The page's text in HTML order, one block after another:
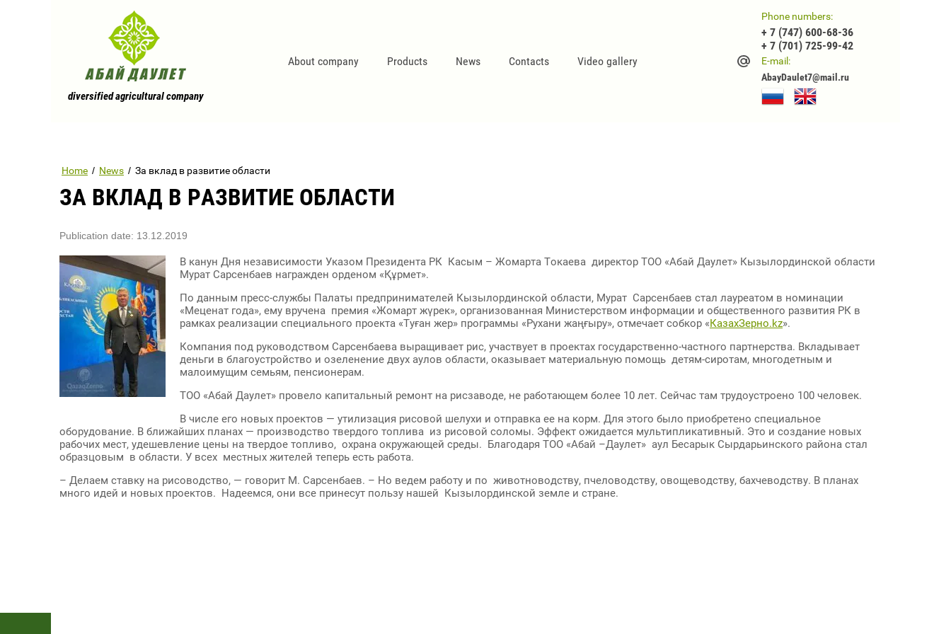
diversified agricultural company
About company Products News Contacts Video gallery
Phone numbers:
+ 7 (747) 600-68-36
+ 7 (701) 725-99-42
E-mail:
AbayDaulet7@mail.ru
Home / News / За вклад в развитие области
ЗА ВКЛАД В РАЗВИТИЕ ОБЛАСТИ
Publication date: 13.12.2019
В канун Дня независимости Указом Президента РК Касым – Жомарта Токаева директор ТОО «Абай Даулет» Кызылординской области
Мурат Сарсенбаев награжден орденом «Құрмет».
По данным пресс-службы Палаты предпринимателей Кызылординской области, Мурат Сарсенбаев стал лауреатом в номинации
«Меценат года», ему вручена премия «Жомарт жүрек», организованная Министерством информации и общественного развития РК в
рамках реализации специального проекта «Туған жер» программы «Рухани жаңғыру», отмечает собкор «КазахЗерно.kz».
Компания под руководством Сарсенбаева выращивает рис, участвует в проектах государственно-частного партнерства. Вкладывает
деньги в благоустройство и озеленение двух аулов области, оказывает материальную помощь детям-сиротам, многодетным и
малоимущим семьям, пенсионерам.
ТОО «Абай Даулет» провело капитальный ремонт на рисзаводе, не работающем более 10 лет. Сейчас там трудоустроено 100 человек.
В числе его новых проектов — утилизация рисовой шелухи и отправка ее на корм. Для этого было приобретено специальное
оборудование. В ближайших планах — производство твердого топлива из рисовой соломы. Эффект ожидается мультипликативный. Это и создание новых
рабочих мест, удешевление цены на твердое топливо, охрана окружающей среды. Благодаря ТОО «Абай –Даулет» аул Бесарык Сырдарьинского района стал
образцовым в области. У всех местных жителей теперь есть работа.
– Делаем ставку на рисоводство, — говорит М. Сарсенбаев. – Но ведем работу и по животноводству, пчеловодству, овощеводству, бахчеводству. В планах
много идей и новых проектов. Надеемся, они все принесут пользу нашей Кызылординской земле и стране.